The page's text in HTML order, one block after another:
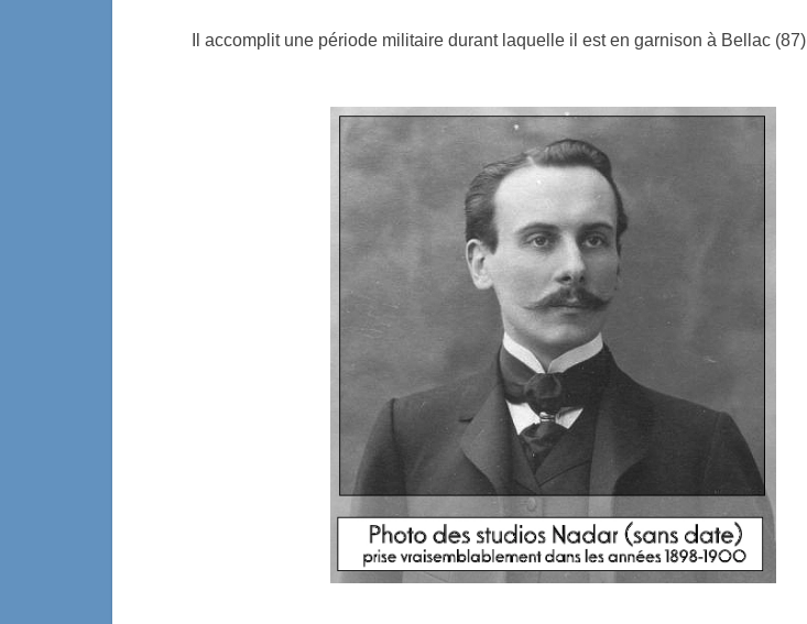
Il accomplit une période militaire durant laquelle il est en garnison à Bellac (87)